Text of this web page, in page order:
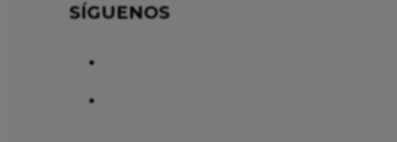
SÍGUENOS